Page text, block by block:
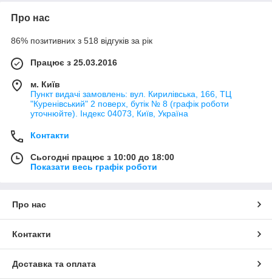
Про нас
86% позитивних з 518 відгуків за рік
Працює з 25.03.2016
м. Київ
Пункт видачі замовлень: вул. Кирилівська, 166, ТЦ
"Куренівський" 2 поверх, бутік № 8 (графік роботи
уточнюйте). Індекс 04073, Київ, Україна
Контакти
Сьогодні працює з 10:00 до 18:00
Показати весь графік роботи
Про нас
Контакти
Доставка та оплата